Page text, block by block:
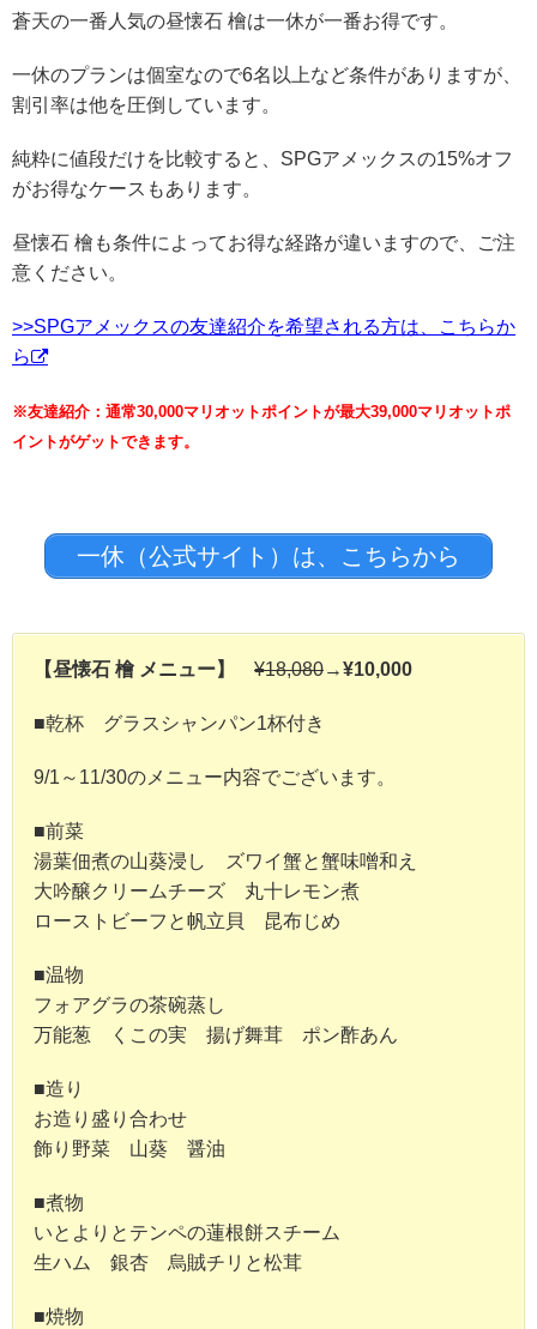
蒼天の一番人気の昼懐石 檜は一休が一番お得です。
一休のプランは個室なので6名以上など条件がありますが、
割引率は他を圧倒しています。
純粋に値段だけを比較すると、SPGアメックスの15%オフ
がお得なケースもあります。
昼懐石 檜も条件によってお得な経路が違いますので、ご注
意ください。
>>SPGアメックスの友達紹介を希望される方は、こちらか
ら
※友達紹介：通常30,000マリオットポイントが最大39,000マリオットポ
イントがゲットできます。
一休（公式サイト）は、こちらから
【昼懐石 檜 メニュー】 ¥18,080→¥10,000
■乾杯 グラスシャンパン1杯付き
9/1～11/30のメニュー内容でございます。
■前菜
湯葉佃煮の山葵浸し ズワイ蟹と蟹味噌和え
大吟醸クリームチーズ 丸十レモン煮
ローストビーフと帆立貝 昆布じめ
■温物
フォアグラの茶碗蒸し
万能葱 くこの実 揚げ舞茸 ポン酢あん
■造り
お造り盛り合わせ
飾り野菜 山葵 醤油
■煮物
いとよりとテンペの蓮根餅スチーム
生ハム 銀杏 烏賊チリと松茸
■焼物